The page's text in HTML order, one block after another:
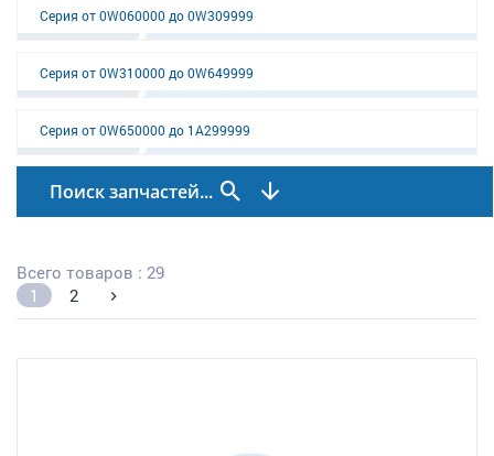
Серия от 0W060000 до 0W309999
Серия от 0W310000 до 0W649999
Серия от 0W650000 до 1A299999
Поиск запчастей...
Всего товаров : 29
1
2